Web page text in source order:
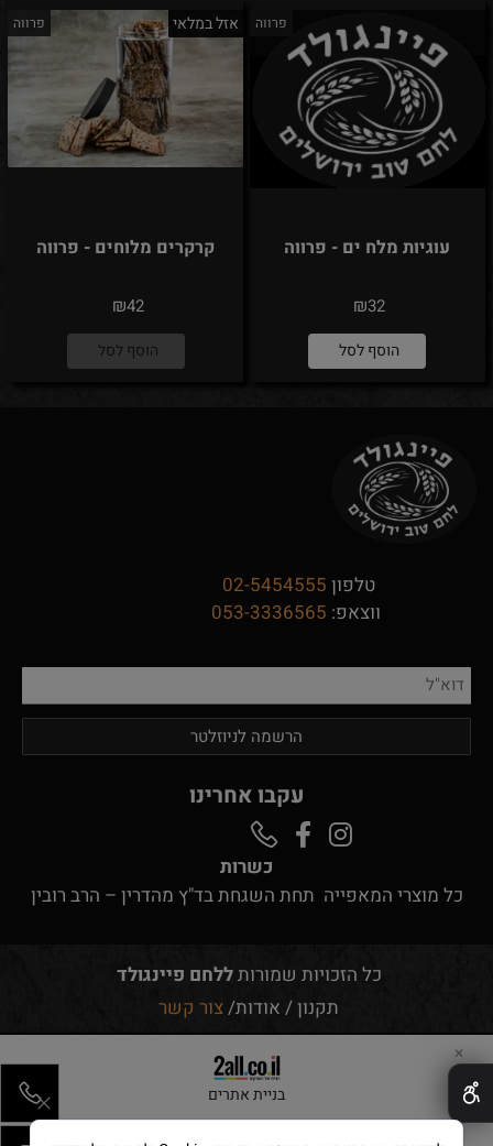
פרווה
עוגיות מלח ים - פרווה
₪32
הוסף לסל
פרווה אזל במלאי
קרקרים מלוחים - פרווה
₪42
הוסף לסל
טלפון 02-5454555
ווצאפ: 053-3336565
עקבו אחרינו
כשרות
כל מוצרי המאפייה תחת השגחת בד"ץ מהדרין – הרב רובין
כל הזכויות שמורותללחם פיינגולד
תקנון/ אודות/צור קשר
בניית אתרים
✕